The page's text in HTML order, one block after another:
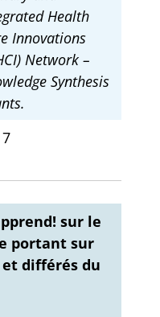
Health
Innovations
Network –
Synthesis
sur le
portant sur
différés du